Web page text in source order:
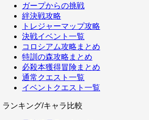
ガープからの挑戦
絆決戦攻略
トレジャーマップ攻略
決戦イベント一覧
コロシアム攻略まとめ
特訓の森攻略まとめ
必殺本獲得冒険まとめ
通常クエスト一覧
イベントクエスト一覧
ランキング/キャラ比較